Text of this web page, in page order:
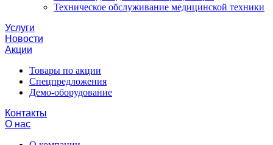
Техническое обслуживание медицинской техники
Услуги
Новости
Акции
Товары по акции
Спецпредложения
Демо-оборудование
Контакты
О нас